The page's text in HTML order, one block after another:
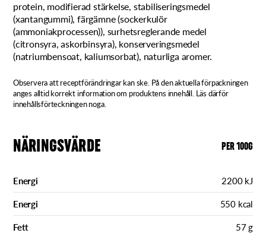
protein, modifierad stärkelse, stabiliseringsmedel
(xantangummi), färgämne (sockerkulör
(ammoniakprocessen)), surhetsreglerande medel
(citronsyra, askorbinsyra), konserveringsmedel
(natriumbensoat, kaliumsorbat), naturliga aromer.
Observera att receptförändringar kan ske. På den aktuella förpackningen
anges alltid korrekt information om produktens innehåll. Läs därför
innehållsförteckningen noga.
NÄRINGSVÄRDE PER 100G
Energi 2200 kJ
Energi 550 kcal
Fett 57 g